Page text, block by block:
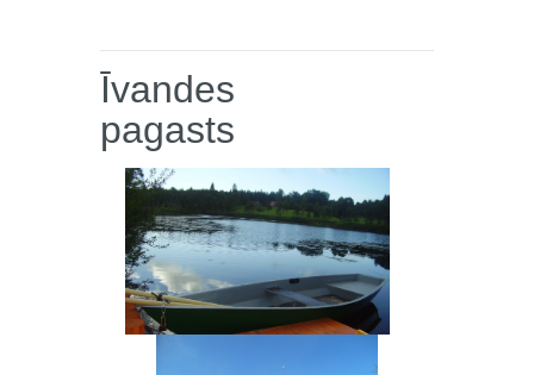
Īvandes
pagasts